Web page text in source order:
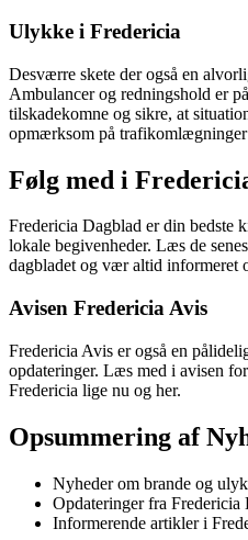
Ulykke i Fredericia
Desværre skete der også en
Ambulancer og redningshold er
tilskadekomne og sikre, at
opmærksom på
Følg med i
Fredericia Dagblad er din bedste
lokale begivenheder. Læs de
dagbladet og vær altid informeret
Avisen Fredericia Avis
Fredericia Avis er også en
opdateringer. Læs med i avisen
Fredericia lige nu og her.
Opsummering af
Nyheder om brande og
Opdateringer fra Fredericia
Informerende artikler i